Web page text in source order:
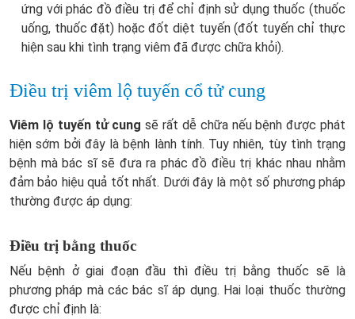
ứng với phác đồ điều trị để chỉ định sử dụng thuốc (thuốc
uống, thuốc đặt) hoặc đốt diệt tuyến (đốt tuyến chỉ thực
hiện sau khi tình trạng viêm đã được chữa khỏi).
Điều trị viêm lộ tuyến cổ tử cung
Viêm lộ tuyến tử cung sẽ rất dễ chữa nếu bệnh được phát
hiện sớm bởi đây là bệnh lành tính. Tuy nhiên, tùy tình trạng
bệnh mà bác sĩ sẽ đưa ra phác đồ điều trị khác nhau nhằm
đảm bảo hiệu quả tốt nhất. Dưới đây là một số phương pháp
thường được áp dụng:
Điều trị bằng thuốc
Nếu bệnh ở giai đoạn đầu thì điều trị bằng thuốc sẽ là
phương pháp mà các bác sĩ áp dụng. Hai loại thuốc thường
được chỉ định là: